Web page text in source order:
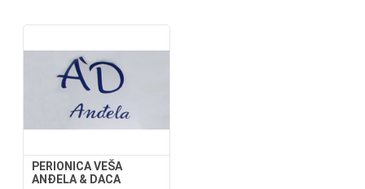
PERIONICA VEŠA
ANĐELA & DACA